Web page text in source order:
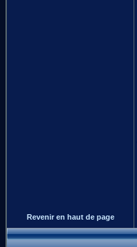
Revenir en haut de page